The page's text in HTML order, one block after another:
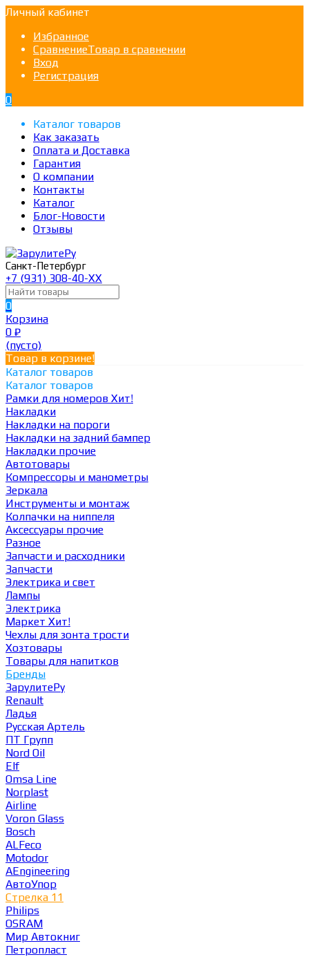
Личный кабинет
Избранное
СравнениеТовар в сравнении
Вход
Регистрация
0
Каталог товаров
Как заказать
Оплата и Доставка
Гарантия
О компании
Контакты
Каталог
Блог-Новости
Отзывы
Санкт-Петербург
+7 (931) 308-40-ХХ
0
Корзина
0 ₽
(пусто)
Товар в корзине!
Каталог товаров
Каталог товаров
Рамки для номеров Хит!
Накладки
Накладки на пороги
Накладки на задний бампер
Накладки прочие
Автотовары
Компрессоры и манометры
Зеркала
Инструменты и монтаж
Колпачки на ниппеля
Аксессуары прочие
Разное
Запчасти и расходники
Запчасти
Электрика и свет
Лампы
Электрика
Маркет Хит!
Чехлы для зонта трости
Хозтовары
Товары для напитков
Бренды
ЗарулитеРу
Renault
Ладья
Русская Артель
ПТ Групп
Nord Oil
Elf
Omsa Line
Norplast
Airline
Voron Glass
Bosch
ALFeco
Motodor
AEngineering
АвтоУпор
Стрелка 11
Philips
OSRAM
Мир Автокниг
Петропласт